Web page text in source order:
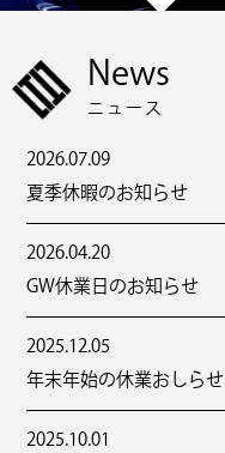
News
ニュース
2026.07.09
夏季休暇のお知らせ
2026.04.20
GW休業日のお知らせ
2025.12.05
年末年始の休業おしらせ
2025.10.01